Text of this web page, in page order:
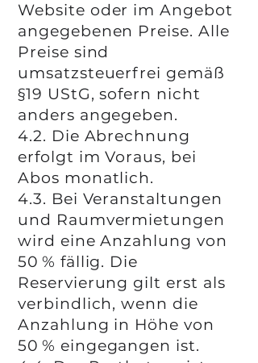
Website oder im Angebot
angegebenen Preise. Alle
Preise sind
umsatzsteuerfrei gemäß
§19 UStG, sofern nicht
anders angegeben.
4.2. Die Abrechnung
erfolgt im Voraus, bei
Abos monatlich.
4.3. Bei Veranstaltungen
und Raumvermietungen
wird eine Anzahlung von
50 % fällig. Die
Reservierung gilt erst als
verbindlich, wenn die
Anzahlung in Höhe von
50 % eingegangen ist.